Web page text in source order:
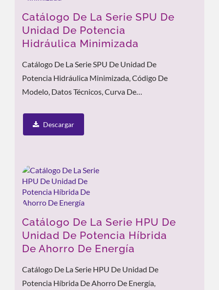
Catálogo De La Serie SPU De
Unidad De Potencia
Hidráulica Minimizada
Catálogo De La Serie SPU De Unidad De
Potencia Hidráulica Minimizada, Código De
Modelo, Datos Técnicos, Curva De
Descargar
Catálogo De La Serie HPU De
Unidad De Potencia Híbrida
De Ahorro De Energía
Catálogo De La Serie HPU De Unidad De
Potencia Híbrida De Ahorro De Energía,